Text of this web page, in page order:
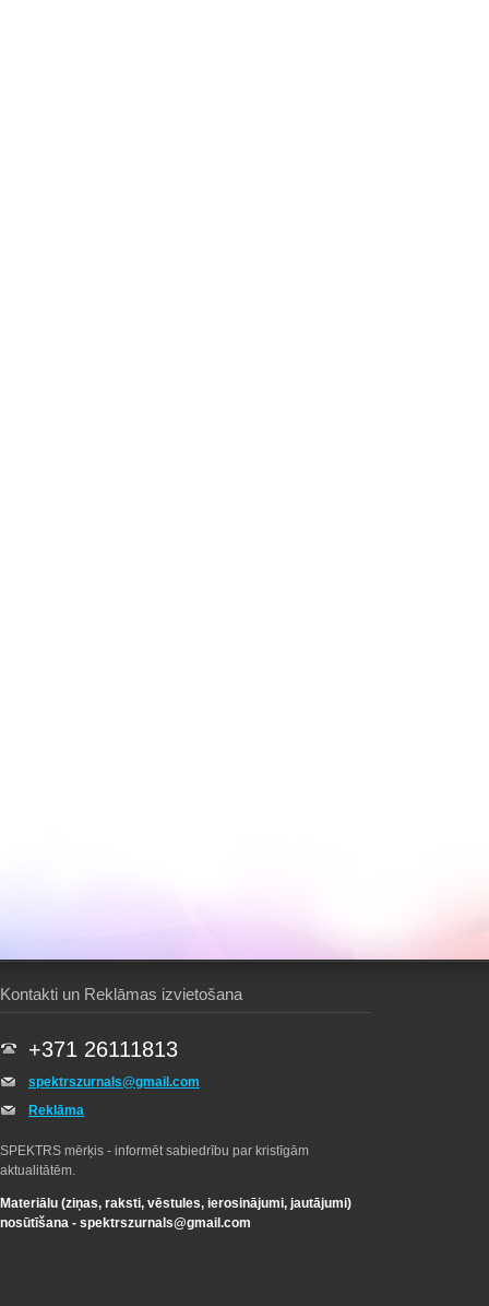
Kontakti un Reklāmas izvietošana
+371 26111813
spektrszurnals@gmail.com
Reklāma
SPEKTRS mērķis - informēt sabiedrību par kristīgām
aktualitātēm.
Materiālu (ziņas, raksti, vēstules, ierosinājumi, jautājumi)
nosūtīšana - spektrszurnals@gmail.com